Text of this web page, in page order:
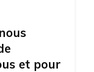
et pour